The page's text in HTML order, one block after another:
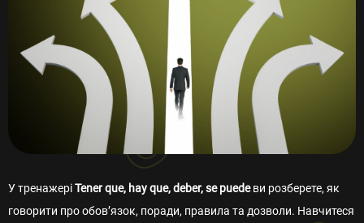
У тренажеріTener que, hay que, deber, se puedeви розберете, як
говорити про обов’язок, поради, правила та дозволи. Навчитеся
Зручний спосіб комунікації (один
або декілька):
Натискаючи кнопку “Відправити” я приймаю
Зручний спосіб комунікації (один
або декілька):
Натискаючи кнопку “Відправити” я приймаю
прийнята!
Незабаром ми зв’яжемося з Вами.
Залишайтеся на зв’язку!
Повернутися на сайт